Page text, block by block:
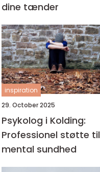
dine tænder
inspiration
29. October 2025
Psykolog i Kolding:
Professionel støtte til
mental sundhed